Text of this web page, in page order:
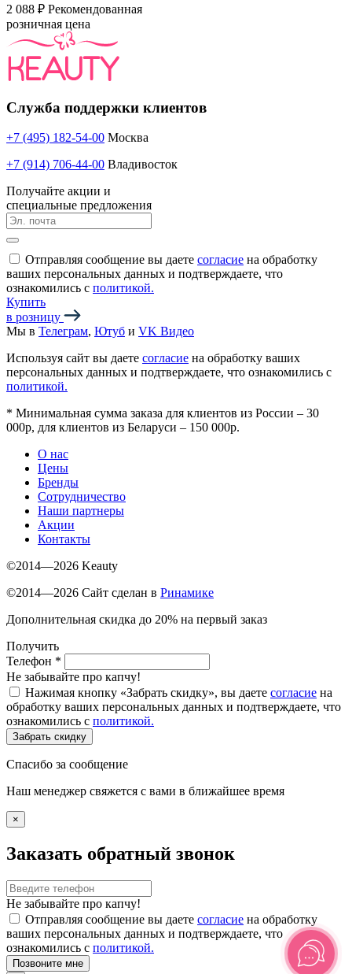
2 088 ₽ Рекомендованная
розничная цена
Служба поддержки клиентов
+7 (495) 182-54-00 Москва
+7 (914) 706-44-00 Владивосток
Получайте акции и
специальные предложения
Отправляя сообщение вы даете согласие на обработку
ваших персональных данных и подтверждаете, что
ознакомились с политикой.
Купить
в розницу
Мы в Телеграм, Ютуб и VK Видео
Используя сайт вы даете согласие на обработку ваших
персональных данных и подтверждаете, что ознакомились с
политикой.
* Минимальная сумма заказа для клиентов из России – 30
000р, для клиентов из Беларуси – 150 000р.
О нас
Цены
Бренды
Сотрудничество
Наши партнеры
Акции
Контакты
©2014—2026 Keauty
©2014—2026 Сайт сделан в Ринамике
Дополнительная скидка до 20% на первый заказ
Получить
Телефон *
Не забывайте про капчу!
Нажимая кнопку «Забрать скидку», вы даете согласие на
обработку ваших персональных данных и подтверждаете, что
ознакомились с политикой.
Забрать скидку
Спасибо за сообщение
Наш менеджер свяжется с вами в ближайшее время
×
Заказать обратный звонок
Не забывайте про капчу!
Отправляя сообщение вы даете согласие на обработку
ваших персональных данных и подтверждаете, что
ознакомились с политикой.
Позвоните мне